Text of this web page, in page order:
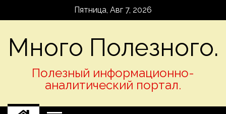
Пятница, Авг 7, 2026
Много Полезного.
Полезный информационно-
аналитический портал.